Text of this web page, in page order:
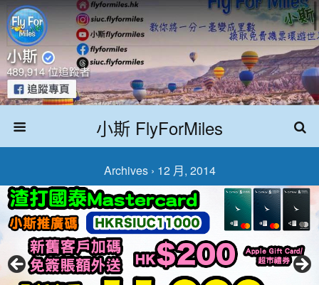
小斯 FlyForMiles
Archives › 12 月, 2014